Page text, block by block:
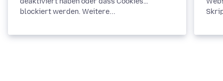
blockiert werden. Weitere...